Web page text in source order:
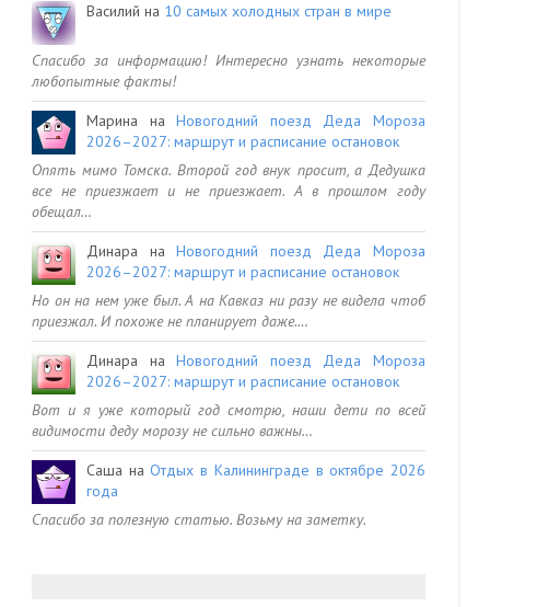
Василий на 10 самых холодных стран в мире
Спасибо за информацию! Интересно узнать некоторые
любопытные факты!
Марина наНовогодний поезд Деда Мороза
2026–2027: маршрут и расписание остановок
Опять мимо Томска. Второй год внук просит, а Дедушка
все не приезжает и не приезжает. А в прошлом году
обещал…
Динара наНовогодний поезд Деда Мороза
2026–2027: маршрут и расписание остановок
Но он на нем уже был. А на Кавказ ни разу не видела чтоб
приезжал. И похоже не планирует даже.…
Динара наНовогодний поезд Деда Мороза
2026–2027: маршрут и расписание остановок
Вот и я уже который год смотрю, наши дети по всей
видимости деду морозу не сильно важны…
Саша наОтдых в Калининграде в октябре 2026
года
Спасибо за полезную статью. Возьму на заметку.